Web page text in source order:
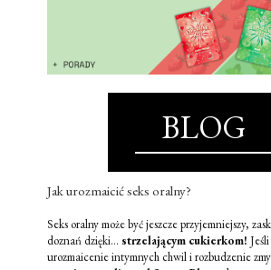
BLOG
Jak urozmaicić seks oralny?
Seks oralny może być jeszcze przyjemniejszy,
doznań dzięki... strzelającym cukierkom!
urozmaicenie intymnych chwil i rozbudzenie